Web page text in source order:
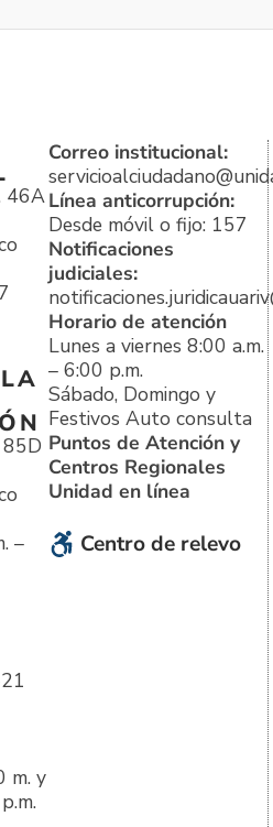
46A
–
m. y
Correo institucional:
Línea anticorrupción:
Desde móvil o fijo: 157
Notificaciones
judiciales:
Horario de atención
Lunes a viernes 8:00 a.m.
– 6:00 p.m.
Sábado, Domingo y
Festivos Auto consulta
Puntos de Atención y
Centros Regionales
Unidad en línea
Centro de relevo